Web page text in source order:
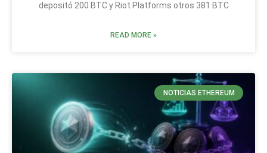
depositó 200 BTC y Riot Platforms otros 381 BTC
READ MORE »
NOTICIAS ETHEREUM